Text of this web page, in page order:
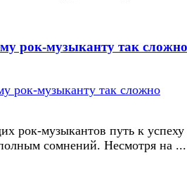
рок-музыканту так сложно
рок-музыкантов путь к успеху
сомнений. Несмотря на ...